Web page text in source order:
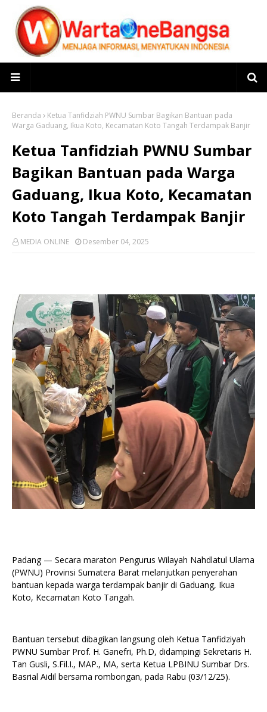
Beranda
Ketua Tanfidziah PWNU Sumbar Bagikan Bantuan pada
Warga Gaduang, Ikua Koto, Kecamatan Koto Tangah Terdampak Banjir
Ketua Tanfidziah PWNU Sumbar
Bagikan Bantuan pada Warga
Gaduang, Ikua Koto, Kecamatan
Koto Tangah Terdampak Banjir
MEDIA ONLINE Desember 04, 2025
Padang — Secara maraton Pengurus Wilayah Nahdlatul Ulama
(PWNU) Provinsi Sumatera Barat melanjutkan penyerahan
bantuan kepada warga terdampak banjir di Gaduang, Ikua
Koto, Kecamatan Koto Tangah.
Bantuan tersebut dibagikan langsung oleh Ketua Tanfidziyah
PWNU Sumbar Prof. H. Ganefri, Ph.D, didampingi Sekretaris H.
Tan Gusli, S.Fil.I., MAP., MA, serta Ketua LPBINU Sumbar Drs.
Basrial Aidil bersama rombongan, pada Rabu (03/12/25).